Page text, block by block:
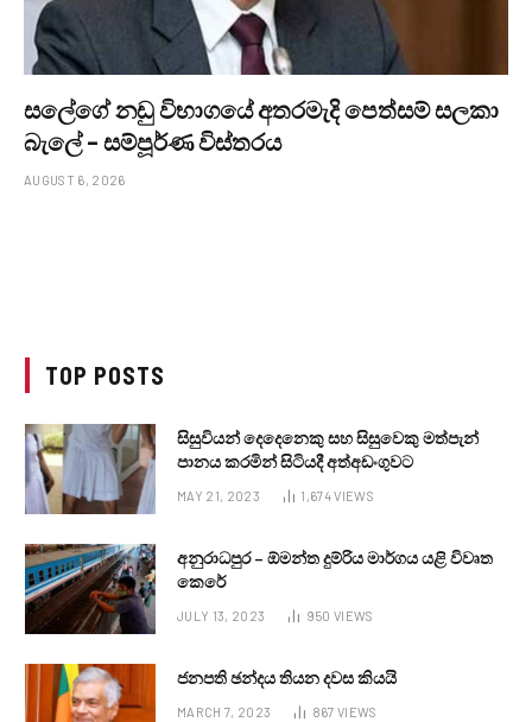
සලේගේ නඩු විභාගයේ අතරමැදි පෙත්සම් සලකා
බැලේ – සම්පූර්ණ විස්තරය
AUGUST 6, 2026
TOP POSTS
සිසුවියන් දෙදෙනෙකු සහ සිසුවෙකු මත්පැන්
පානය කරමින් සිටියදී අත්අඩංගුවට
MAY 21, 2023 1,674VIEWS
අනුරාධපුර – ඕමන්ත දුම්රිය මාර්ගය යළි විවෘත
කෙරේ
JULY 13, 2023 950 VIEWS
ජනපති ඡන්දය තියන දවස කියයි
MARCH 7, 2023 867 VIEWS